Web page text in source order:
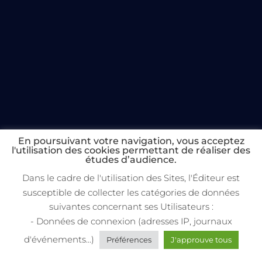
En poursuivant votre navigation, vous acceptez
l'utilisation des cookies permettant de réaliser des
études d’audience.
Dans le cadre de l'utilisation des Sites, l'Éditeur est
susceptible de collecter les catégories de données
suivantes concernant ses Utilisateurs :
- Données de connexion (adresses IP, journaux
d'événements...)
Préférences J'approuve tous